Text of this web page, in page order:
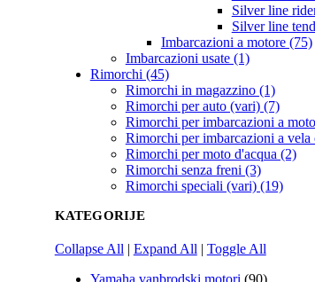
Silver line
Silver line
Imbarcazioni a motore (75)
Imbarcazioni usate (1)
Rimorchi (45)
Rimorchi in magazzino (1)
Rimorchi per auto (vari) (7)
Rimorchi per imbarcazioni a
Rimorchi per imbarcazioni a
Rimorchi per moto d'acqua (2)
Rimorchi senza freni (3)
Rimorchi speciali (vari) (19)
KATEGORIJE
Collapse All | Expand All | Toggle All
Yamaha vanbrodski motori (90)